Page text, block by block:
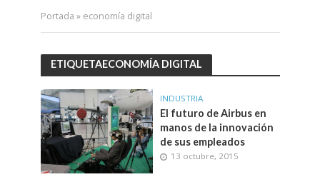
Portada » economía digital
ETIQUETAECONOMÍA DIGITAL
INDUSTRIA
El futuro de Airbus en
manos de la innovación
de sus empleados
13 octubre, 2015